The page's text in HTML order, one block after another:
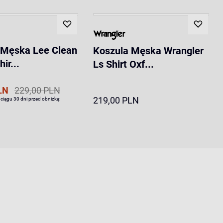
Lee Clean
229,00 PLN
30 dni przed obniżką:
Koszula Męska Wrangler
Ls Shirt Oxf...
219,00 PLN